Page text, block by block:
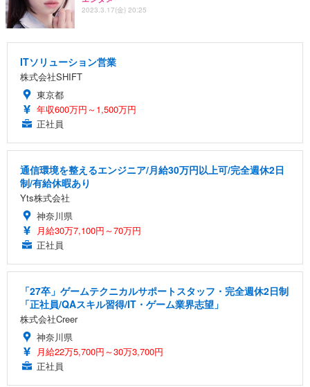
2023.3.17(金) 20:25
ITソリューション営業
株式会社SHIFT
東京都
年収600万円～1,500万円
正社員
通信環境を整えるエンジニア/月給30万円以上可/完全週休2日
制/有給休暇あり
Yts株式会社
神奈川県
月給30万7,100円～70万円
正社員
「27卒」ゲームテクニカルサポートスタッフ・完全週休2日制
「正社員/QAスキル習得/IT・ゲーム業界志望」
株式会社Creer
神奈川県
月給22万5,700円～30万3,700円
正社員